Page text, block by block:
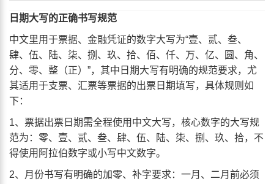
日期大写的正确书写规范
中文里用于票据、金融凭证的数字大写为“壹、贰、叁、
肆、伍、陆、柒、捌、玖、拾、佰、仟、万、亿、圆、角、
分、零、整（正）”，其中日期大写有明确的规范要求，尤
其适用于支票、汇票等票据的出票日期填写，具体规则如
下：
1、票据出票日期需全程使用中文大写，核心数字的大写规
范为：零、壹、贰、叁、肆、伍、陆、柒、捌、玖、拾，不
得使用阿拉伯数字或小写中文数字。
2、月份书写有明确的加零、补字要求：一月、二月前必须